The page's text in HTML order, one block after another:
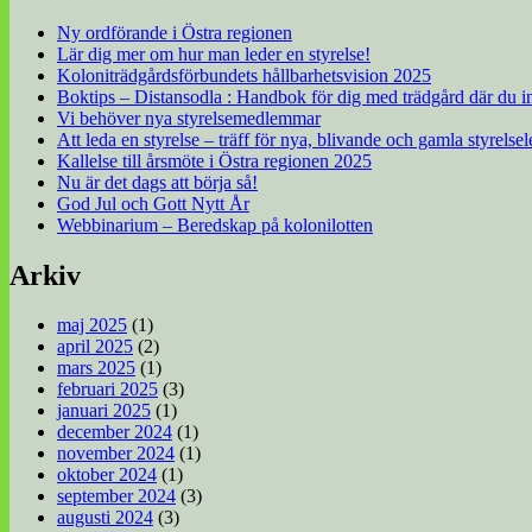
Ny ordförande i Östra regionen
Lär dig mer om hur man leder en styrelse!
Koloniträdgårdsförbundets hållbarhetsvision 2025
Boktips – Distansodla : Handbok för dig med trädgård där du
Vi behöver nya styrelsemedlemmar
Att leda en styrelse – träff för nya, blivande och gamla
Kallelse till årsmöte i Östra regionen 2025
Nu är det dags att börja så!
God Jul och Gott Nytt År
Webbinarium – Beredskap på kolonilotten
Arkiv
maj 2025 (1)
april 2025 (2)
mars 2025 (1)
februari 2025 (3)
januari 2025 (1)
december 2024 (1)
november 2024 (1)
oktober 2024 (1)
september 2024 (3)
augusti 2024 (3)